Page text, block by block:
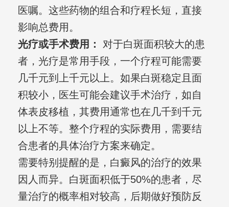
医嘱。这些药物的组合和疗程长短，直接
影响总费用。
光疗或手术费用：
对于白斑面积较大的患
者，光疗是常用手段，一个疗程可能需要
几千元到上千元以上。如果白斑稳定且面
积较小，医生可能会建议手术治疗，如自
体表皮移植，其费用通常也在几千到千元
以上不等。整个疗程的实际费用，需要结
合患者的具体治疗方案来确定。
需要特别提醒的是，白癜风的治疗的效果
因人而异。白斑面积低于50%的患者，尽
量治疗的概率相对较高，后期做好预防反